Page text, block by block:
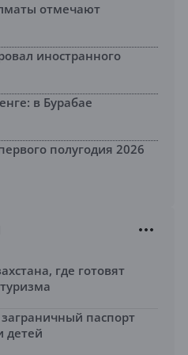
отмечают
иностранного
в Бурабае
полугодия 2026
где готовят
паспорт
детей